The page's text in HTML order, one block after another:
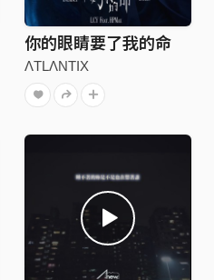
你的眼睛要了我的命
ΛTLΛNTIX